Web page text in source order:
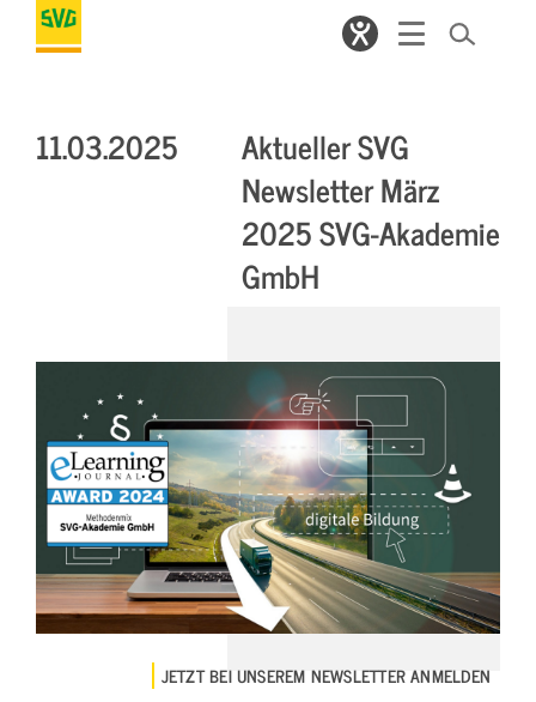
11.03.2025
Aktueller SVG
Newsletter März
2025 SVG-Akademie
GmbH
JETZT BEI UNSEREM NEWSLETTER ANMELDEN